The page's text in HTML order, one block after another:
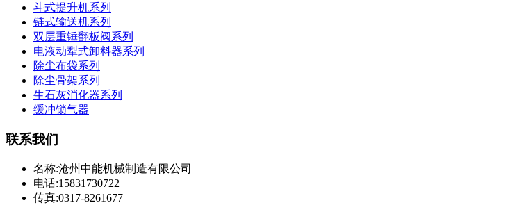
斗式提升机系列
链式输送机系列
双层重锤翻板阀系列
电液动犁式卸料器系列
除尘布袋系列
除尘骨架系列
生石灰消化器系列
缓冲锁气器
联系我们
名称:沧州中能机械制造有限公司
电话:15831730722
传真:0317-8261677